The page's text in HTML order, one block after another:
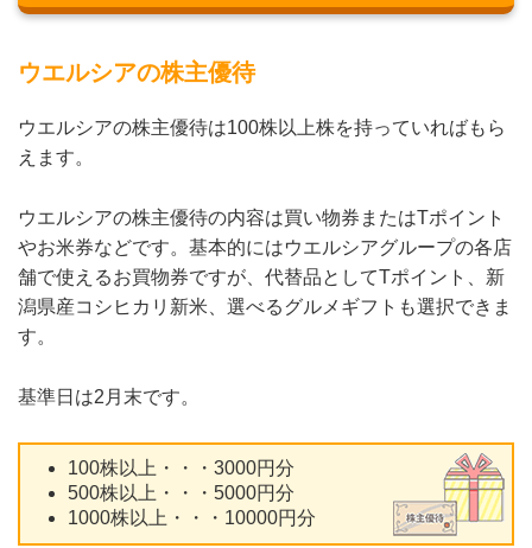
ウエルシアの株主優待
ウエルシアの株主優待は100株以上株を持っていればもら
えます。
ウエルシアの株主優待の内容は買い物券またはTポイント
やお米券などです。基本的にはウエルシアグループの各店
舗で使えるお買物券ですが、代替品としてTポイント、新
潟県産コシヒカリ新米、選べるグルメギフトも選択できま
す。
基準日は2月末です。
100株以上・・・3000円分
500株以上・・・5000円分
1000株以上・・・10000円分